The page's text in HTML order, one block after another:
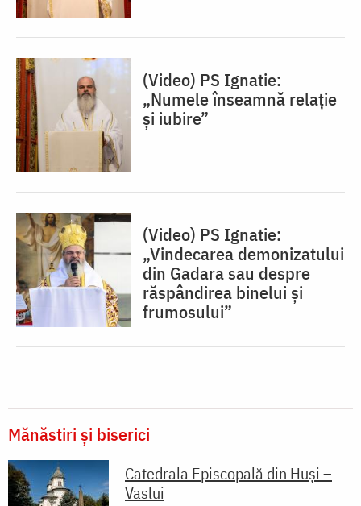
(Video) PS Ignatie:
„Numele înseamnă relație
și iubire”
(Video) PS Ignatie:
„Vindecarea demonizatului
din Gadara sau despre
răspândirea binelui și
frumosului”
Mănăstiri și biserici
Catedrala Episcopală din Huși –
Vaslui